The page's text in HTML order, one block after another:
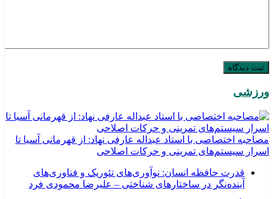
ورزشی
مصاحبه اختصاصی با استاد عبداله عارفی نهاد: از قهرمانی آسیا تا
اسرار سیستم‌های تمرینی و حرکات اصلاحی
قدرت حافظه انسان: نوآوری‌های تئوریک و فناوری‌های
آینده‌نگر در ساختارهای شناختی – علیرضا محمودی فرد